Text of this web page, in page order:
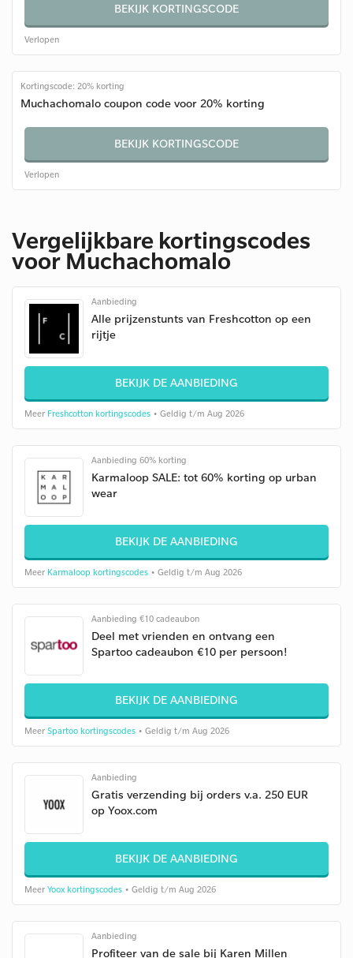
BEKIJK KORTINGSCODE
Verlopen
Kortingscode: 20% korting
Muchachomalo coupon code voor 20% korting
BEKIJK KORTINGSCODE
Verlopen
Vergelijkbare kortingscodes
voor Muchachomalo
Aanbieding
Alle prijzenstunts van Freshcotton op een
rijtje
BEKIJK DE AANBIEDING
Meer Freshcotton kortingscodes • Geldig t/m Aug 2026
Aanbieding 60% korting
Karmaloop SALE: tot 60% korting op urban
wear
BEKIJK DE AANBIEDING
Meer Karmaloop kortingscodes • Geldig t/m Aug 2026
Aanbieding €10 cadeaubon
Deel met vrienden en ontvang een
Spartoo cadeaubon €10 per persoon!
BEKIJK DE AANBIEDING
Meer Spartoo kortingscodes • Geldig t/m Aug 2026
Aanbieding
Gratis verzending bij orders v.a. 250 EUR
op Yoox.com
BEKIJK DE AANBIEDING
Meer Yoox kortingscodes • Geldig t/m Aug 2026
Aanbieding
Profiteer van de sale bij Karen Millen